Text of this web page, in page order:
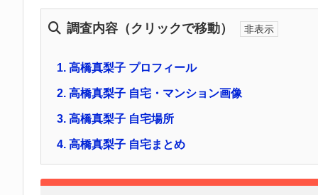
調査内容（クリックで移動）
1. 高橋真梨子 プロフィール
2. 高橋真梨子 自宅・マンション画像
3. 高橋真梨子 自宅場所
4. 高橋真梨子 自宅まとめ